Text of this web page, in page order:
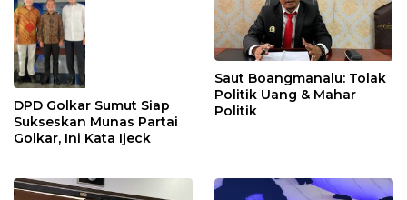
DPD Golkar Sumut Siap
Sukseskan Munas Partai
Golkar, Ini Kata Ijeck
Saut Boangmanalu: Tolak
Politik Uang & Mahar
Politik